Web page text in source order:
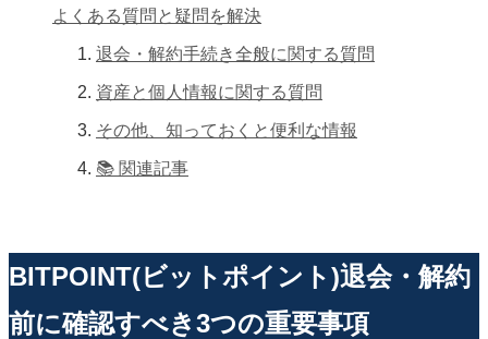
よくある質問と疑問を解決
退会・解約手続き全般に関する質問
資産と個人情報に関する質問
その他、知っておくと便利な情報
📚 関連記事
BITPOINT(ビットポイント)退会・解約
前に確認すべき3つの重要事項